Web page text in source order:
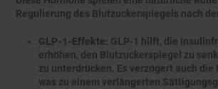
Regulierung des Blutzuckerspiegels nach
GLP-1-Effekte: GLP-1 hilft, die
erhöhen, den Blutzuckerspiegel zu
zu unterdrücken. Es verzögert auch die
was zu einem verlängerten